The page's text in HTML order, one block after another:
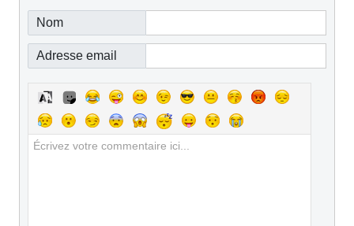
Nom
Adresse email